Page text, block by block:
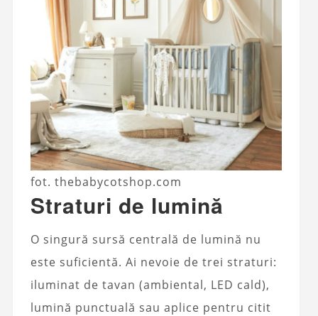
fot. thebabycotshop.com
Straturi de lumină
O singură sursă centrală de lumină nu
este suficientă. Ai nevoie de trei straturi:
iluminat de tavan (ambiental, LED cald),
lumină punctuală sau aplice pentru citit